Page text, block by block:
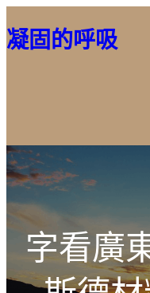
至
容
凝固的呼吸
字看廣